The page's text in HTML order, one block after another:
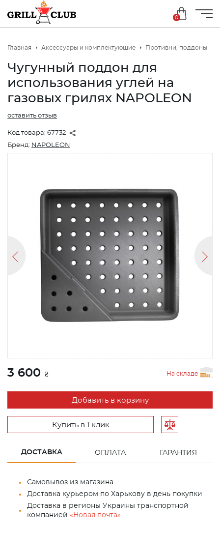
0
Главная Аксессуары и комплектующие Противни, поддоны
Чугунный поддон для
использования углей на
газовых грилях NAPOLEON
Код товара: 67732
оставить отзыв
Бренд: NAPOLEON
3 600 ₴ На складе
Добавить в корзину
Купить в 1 клик
ДОСТАВКА ОПЛАТА ГАРАНТИЯ
Самовывоз из магазина
Доставка курьером по Харькову в день покупки
Доставка в регионы Украины транспортной
компанией «Новая почта»